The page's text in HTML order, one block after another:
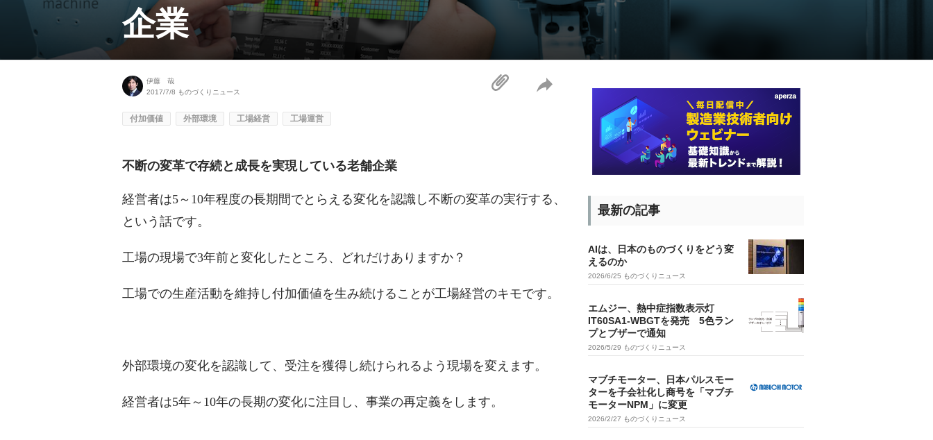
企業
伊藤 哉
2017/7/8 ものづくりニュース
付加価値 外部環境 工場経営 工場運営
不断の変革で存続と成長を実現している老舗企業
経営者は5～10年程度の長期間でとらえる変化を認識し不断の変革の実行する、
という話です。
工場の現場で3年前と変化したところ、どれだけありますか？
工場での生産活動を維持し付加価値を生み続けることが工場経営のキモです。
外部環境の変化を認識して、受注を獲得し続けられるよう現場を変えます。
経営者は5年～10年の長期の変化に注目し、事業の再定義をします。
最新の記事
AIは、日本のものづくりをどう変
えるのか
2026/6/25 ものづくりニュース
エムジー、熱中症指数表示灯
IT60SA1-WBGTを発売 5色ラン
プとブザーで通知
2026/5/29 ものづくりニュース
マブチモーター、日本パルスモー
ターを子会社化し商号を「マブチ
モーターNPM」に変更
2026/2/27 ものづくりニュース